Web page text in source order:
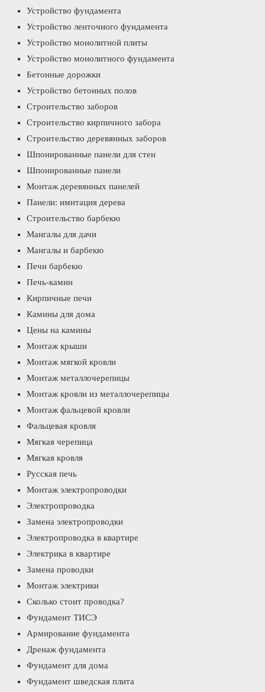
Устройство фундамента
Устройство ленточного фундамента
Устройство монолитной плиты
Устройство монолитного фундамента
Бетонные дорожки
Устройство бетонных полов
Строительство заборов
Строительство кирпичного забора
Строительство деревянных заборов
Шпонированные панели для стен
Шпонированные панели
Монтаж деревянных панелей
Панели: имитация дерева
Строительство барбекю
Мангалы для дачи
Мангалы и барбекю
Печи барбекю
Печь-камин
Кирпичные печи
Камины для дома
Цены на камины
Монтаж крыши
Монтаж мягкой кровли
Монтаж металлочерепицы
Монтаж кровли из металлочерепицы
Монтаж фальцевой кровли
Фальцевая кровля
Мягкая черепица
Мягкая кровля
Русская печь
Монтаж электропроводки
Электропроводка
Замена электропроводки
Электропроводка в квартире
Электрика в квартире
Замена проводки
Монтаж электрики
Сколько стоит проводка?
Фундамент ТИСЭ
Армирование фундамента
Дренаж фундамента
Фундамент для дома
Фундамент шведская плита